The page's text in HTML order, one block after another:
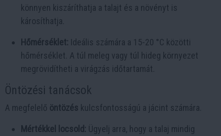
könnyen kiszáríthatja a talajt és a növényt is
károsíthatja.
Hőmérséklet: Ideális számára a 15-20 °C közötti
hőmérséklet. A túl meleg vagy túl hideg környezet
megrövidítheti a virágzás időtartamát.
Öntözési tanácsok
A megfelelő öntözés kulcsfontosságú a jácint számára.
Mértékkel locsold: Ügyelj arra, hogy a talaj mindig